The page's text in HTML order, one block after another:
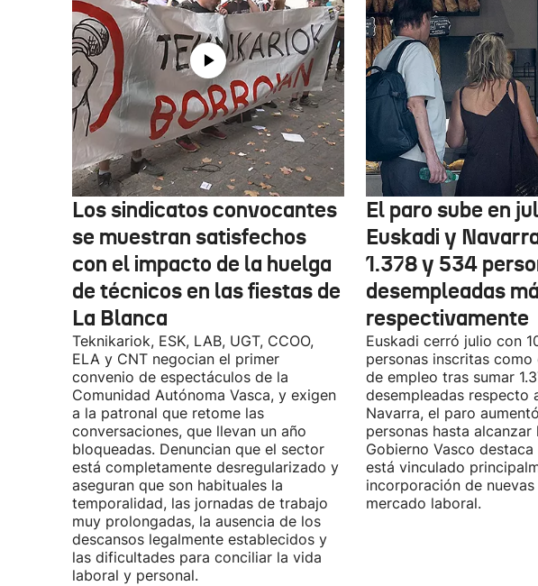
Los sindicatos convocantes
se muestran satisfechos
con el impacto de la huelga
de técnicos en las fiestas de
La Blanca
Teknikariok, ESK, LAB, UGT, CCOO,
ELA y CNT negocian el primer
convenio de espectáculos de la
Comunidad Autónoma Vasca, y exigen
a la patronal que retome las
conversaciones, que llevan un año
bloqueadas. Denuncian que el sector
está completamente desregularizado y
aseguran que son habituales la
temporalidad, las jornadas de trabajo
muy prolongadas, la ausencia de los
descansos legalmente establecidos y
las dificultades para conciliar la vida
laboral y personal.
El paro sube en
Euskadi y
1.378 y 534
desempleadas
respectivamente
Euskadi cerró julio con
personas inscritas como
de empleo tras sumar
desempleadas respecto
Navarra, el paro
personas hasta alcanzar
Gobierno Vasco
está vinculado
incorporación de nuevas
mercado laboral.